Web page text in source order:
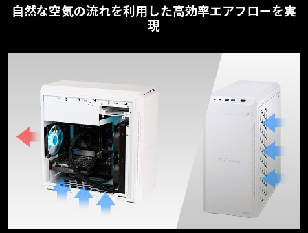
自然な空気の流れを利用した高効率エアフローを実
現